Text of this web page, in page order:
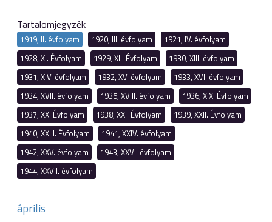
Tartalomjegyzék
1919, II. évfolyam 1920, III. évfolyam
1921, IV. évfolyam
1928, XI. Évfolyam
1929, XII. Évfolyam
1930, XIII. évfolyam
1931, XIV. évfolyam
1932, XV. évfolyam
1933, XVI. évfolyam
1934, XVII. évfolyam
1935, XVIII. évfolyam
1936, XIX. Évfolyam
1937, XX. Évfolyam
1938, XXI. Évfolyam
1939, XXII. Évfolyam
1940, XXIII. Évfolyam
1941, XXIV. évfolyam
1942, XXV. évfolyam
1943, XXVI. évfolyam
1944, XXVII. évfolyam
április